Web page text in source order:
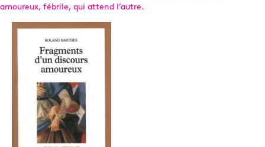
amoureux, fébrile, qui attend l’autre.